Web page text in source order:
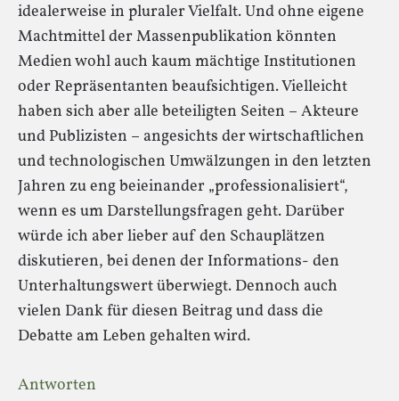
idealerweise in pluraler Vielfalt. Und ohne eigene
Machtmittel der Massenpublikation könnten
Medien wohl auch kaum mächtige Institutionen
oder Repräsentanten beaufsichtigen. Vielleicht
haben sich aber alle beteiligten Seiten – Akteure
und Publizisten – angesichts der wirtschaftlichen
und technologischen Umwälzungen in den letzten
Jahren zu eng beieinander „professionalisiert“,
wenn es um Darstellungsfragen geht. Darüber
würde ich aber lieber auf den Schauplätzen
diskutieren, bei denen der Informations- den
Unterhaltungswert überwiegt. Dennoch auch
vielen Dank für diesen Beitrag und dass die
Debatte am Leben gehalten wird.
Antworten